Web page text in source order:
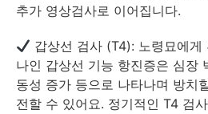
추가 영상검사로 이어집니다.
갑상선 검사 (T4): 노령묘에
나인 갑상선 기능 항진증은 심장
동성 증가 등으로 나타나며 방치
전할 수 있어요. 정기적인 T4 검